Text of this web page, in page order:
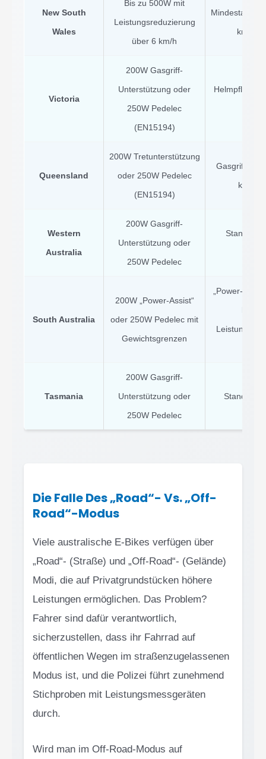
New South
Wales
Bis zu 500W mit
Leistungsreduzierung
über 6 km/h
Mindestalter
km/h
Victoria
200W Gasgriff-
Unterstützung oder
250W Pedelec
(EN15194)
Helmpflicht,
Queensland
200W Tretunterstützung
oder 250W Pedelec
(EN15194)
Gasgriff
km/h,
Western
Australia
200W Gasgriff-
Unterstützung oder
250W Pedelec
Standard
South Australia
200W „Power-Assist“
oder 250W Pedelec mit
Gewichtsgrenzen
„Power-
Tasmania
200W Gasgriff-
Unterstützung oder
250W Pedelec
Die Falle Des „Road“- Vs. „Off-
Road“-Modus
Viele australische E-Bikes verfügen über
„Road“- (Straße) und „Off-Road“- (Gelände)
Modi, die auf Privatgrundstücken höhere
Leistungen ermöglichen. Das Problem?
Fahrer sind dafür verantwortlich,
sicherzustellen, dass ihr Fahrrad auf
öffentlichen Wegen im straßenzugelassenen
Modus ist, und die Polizei führt zunehmend
Stichproben mit Leistungsmessgeräten
durch.
Wird man im Off-Road-Modus auf